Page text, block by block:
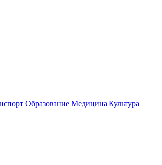
Образование Медицина Культура